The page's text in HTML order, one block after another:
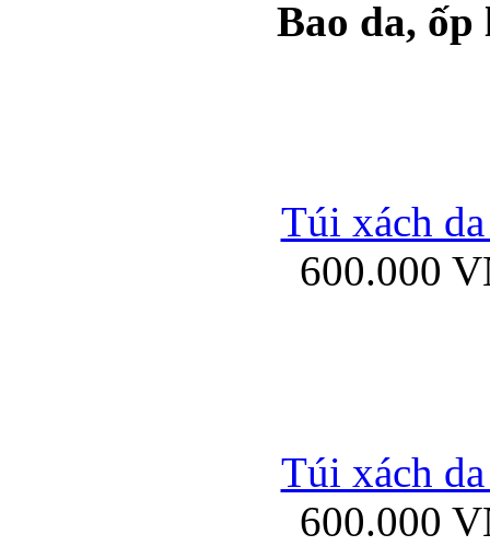
Ốp lưng silicon
Ốp lưng Samsung
Bao da,
Túi xách
600.000
Túi xách
600.000